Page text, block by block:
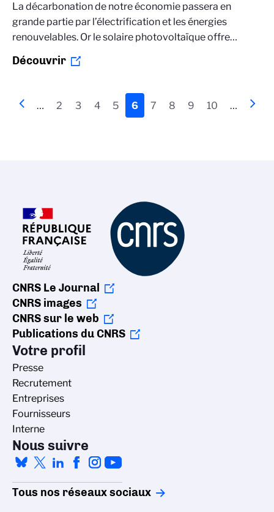
La décarbonation de notre économie passera en
grande partie par l’électrification et les énergies
renouvelables. Or le solaire photovoltaïque offre…
Découvrir
Pagination
Page
‹‹ … Page
2 Page
3 Page
4 Page
5
Page
actuelle
6 Page
7 Page
8 Page
9 Page
10 …
Page
››
CNRS Le Journal
CNRS images
CNRS sur le web
Publications du CNRS
Votre profil
Presse
Recrutement
Entreprises
Fournisseurs
Interne
Nous suivre
Tous nos réseaux sociaux